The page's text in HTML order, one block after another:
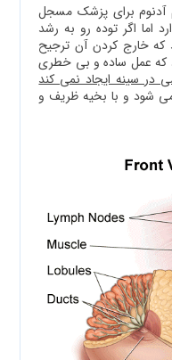
آدنوم برای پزشک مسجل
اما اگر توده رو به رشد
که خارج کردن آن ترجیح
که عمل ساده و بی خطری
در سینه ایجاد نمی کند
شود و با بخیه ظریف و